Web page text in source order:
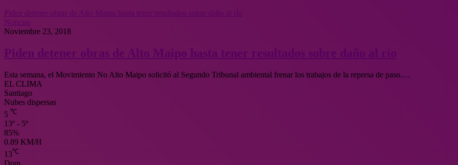
Piden detener obras de Alto Maipo hasta tener resultados sobre daño al río
Noticias
Noviembre 23, 2018
Piden detener obras de Alto Maipo hasta tener resultados sobre daño al río
Esta semana, el Movimiento No Alto Maipo solicitó al Segundo Tribunal ambiental frenar los trabajos de la represa de paso.…
EL CLIMA
Santiago
Nubes dispersas
5 ℃
13º - 5º
85%
0.89 KM/H
13℃